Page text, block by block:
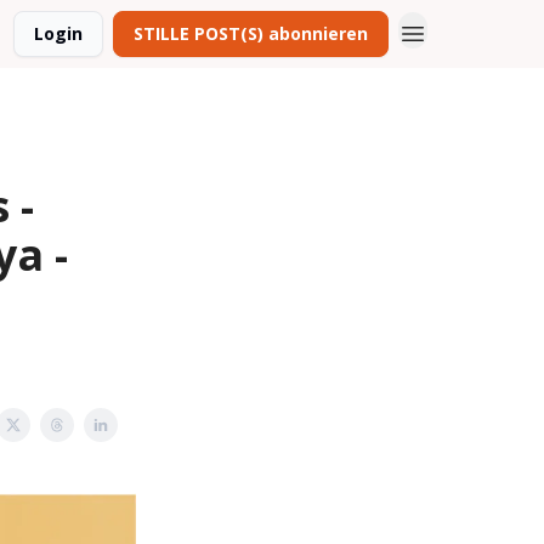
Login STILLE POST(S) abonnieren
-
-